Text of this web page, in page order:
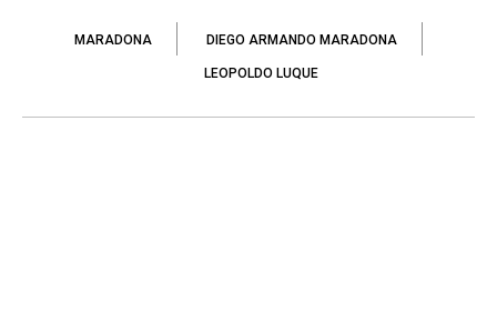
MARADONA DIEGO ARMANDO MARADONA
LEOPOLDO LUQUE